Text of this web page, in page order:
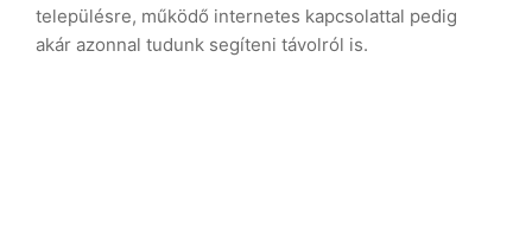
településre, működő internetes kapcsolattal pedig
akár azonnal tudunk segíteni távolról is.